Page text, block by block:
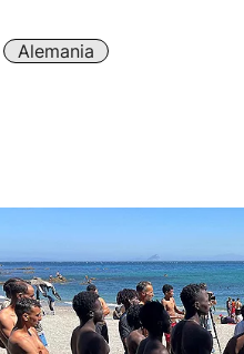
Alemania